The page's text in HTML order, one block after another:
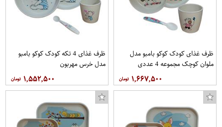
ظرف غذای کودک کوکو بامبو مدل
ملوان کوچک مجموعه 4 عددی
۱,۶۶۷,۵۰۰
ظرف غذای 4 تکه کودک کوکو بامبو
مدل خرس مهربون
۱,۵۵۲,۵۰۰